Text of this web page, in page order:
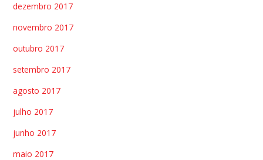
dezembro 2017
novembro 2017
outubro 2017
setembro 2017
agosto 2017
julho 2017
junho 2017
maio 2017